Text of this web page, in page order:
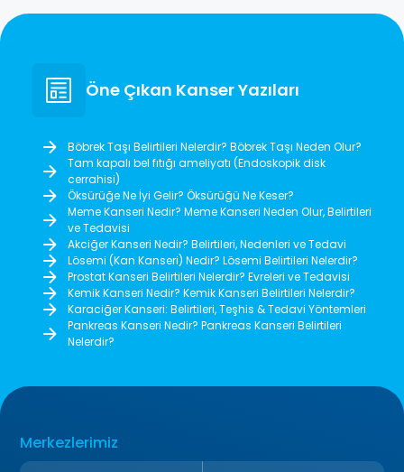
Öne Çıkan Kanser Yazıları
Böbrek Taşı Belirtileri Nelerdir? Böbrek Taşı Neden Olur?
Tam kapalı bel fıtığı ameliyatı (Endoskopik disk
cerrahisi)
Öksürüğe Ne İyi Gelir? Öksürüğü Ne Keser?
Meme Kanseri Nedir? Meme Kanseri Neden Olur, Belirtileri
ve Tedavisi
Akciğer Kanseri Nedir? Belirtileri, Nedenleri ve Tedavi
Lösemi (Kan Kanseri) Nedir? Lösemi Belirtileri Nelerdir?
Prostat Kanseri Belirtileri Nelerdir? Evreleri ve Tedavisi
Kemik Kanseri Nedir? Kemik Kanseri Belirtileri Nelerdir?
Karaciğer Kanseri: Belirtileri, Teşhis & Tedavi Yöntemleri
Pankreas Kanseri Nedir? Pankreas Kanseri Belirtileri
Nelerdir?
Merkezlerimiz